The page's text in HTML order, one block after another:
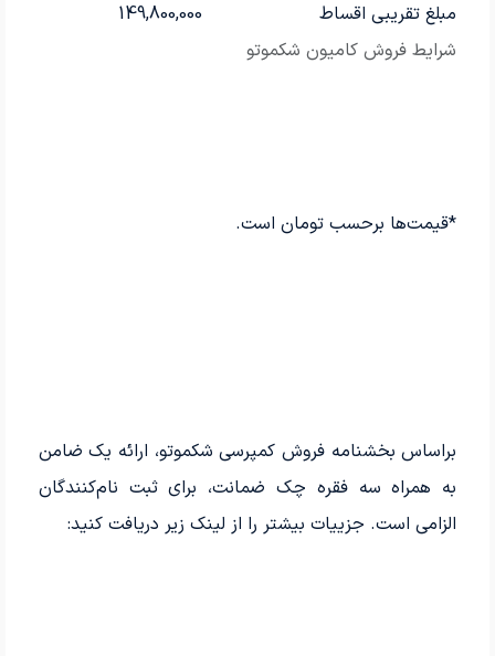
شرایط فروش کامیون شکموتو
مبلغ تقریبی اقساط
149,800,000
*قیمت‌ها برحسب تومان است.
براساس بخشنامه فروش کمپرسی شکموتو، ارائه یک ضامن
به همراه سه فقره چک ضمانت، برای ثبت نام‌کنندگان
الزامی است. جزییات بیشتر را از لینک زیر دریافت کنید: